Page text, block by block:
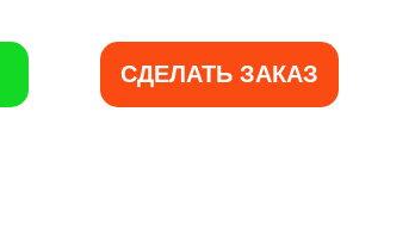
СДЕЛАТЬ ЗАКАЗ